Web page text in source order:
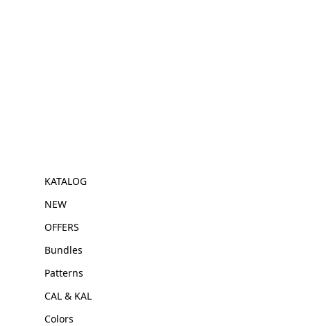
KATALOG
NEW
OFFERS
Bundles
Patterns
CAL & KAL
Colors